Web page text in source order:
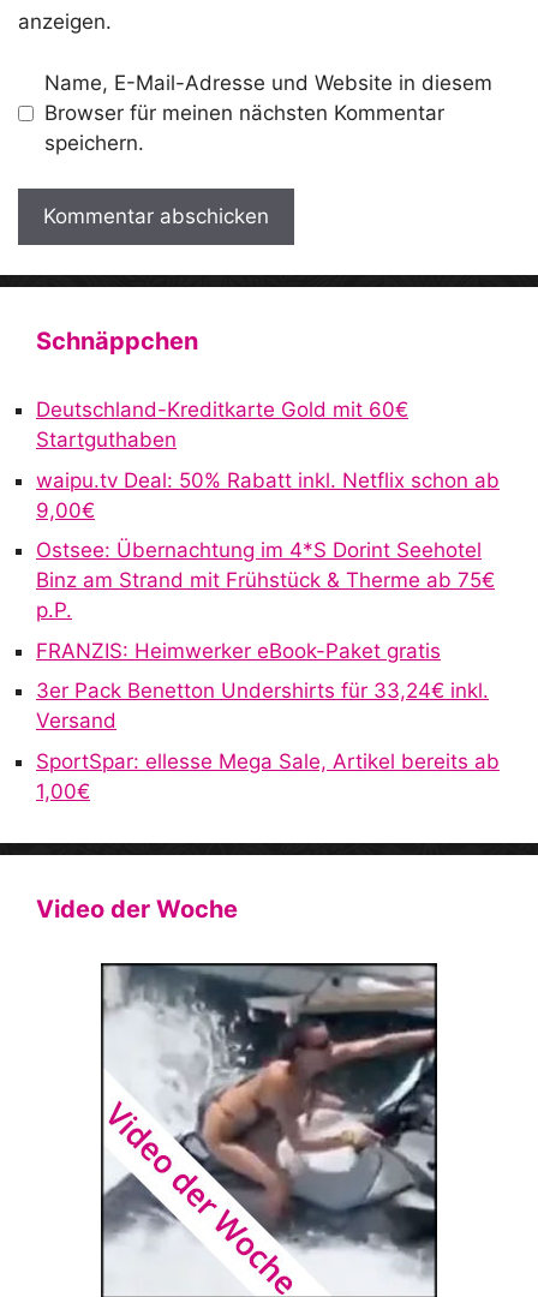
anzeigen.
Name, E-Mail-Adresse und Website in diesem
Browser für meinen nächsten Kommentar
speichern.
A
n
t
Schnäppchen
Deutschland-Kreditkarte Gold mit 60€
Startguthaben
waipu.tv Deal: 50% Rabatt inkl. Netflix schon ab
9,00€
Ostsee: Übernachtung im 4*S Dorint Seehotel
Binz am Strand mit Frühstück & Therme ab 75€
p.P.
FRANZIS: Heimwerker eBook-Paket gratis
3er Pack Benetton Undershirts für 33,24€ inkl.
Versand
SportSpar: ellesse Mega Sale, Artikel bereits ab
1,00€
Video der Woche